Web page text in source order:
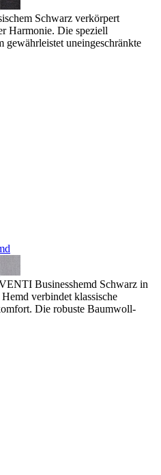
Schwarz verkörpert
Harmonie. Die speziell
uneingeschränkte
Businesshemd Schwarz in
verbindet klassische
Die robuste Baumwoll-